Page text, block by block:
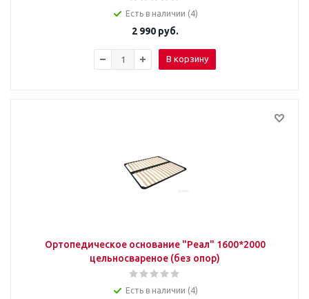
Есть в наличии (4)
2 990руб.
В корзину
Ортопедическое основание "Реал" 1600*2000
цельносвареное (без опор)
Есть в наличии (4)